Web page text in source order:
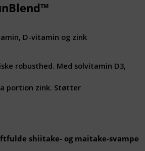
D-vitamin og zink
robusthed. Med solvitamin D3,
portion zink. Støtter
shiitake- og maitake-svampe